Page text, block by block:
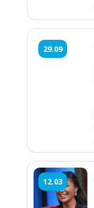
29.09
12.03